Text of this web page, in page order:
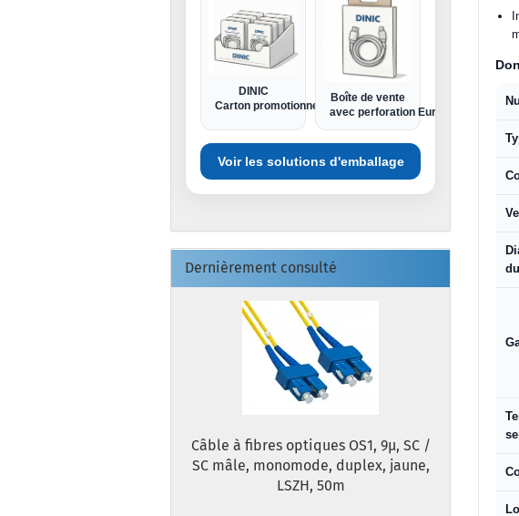
DINIC
Carton promotionnel
Boîte de vente
avec perforation Euro
Voir les solutions d'emballage
Dernièrement consulté
Câble à fibres optiques OS1, 9µ, SC /
SC mâle, monomode, duplex, jaune,
LSZH, 50m